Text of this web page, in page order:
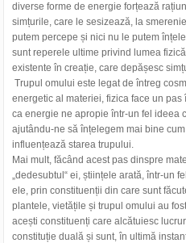
diverse forme de energie forțează
simțurile, care le sesizează, la
putem percepe și nici nu le putem
sunt reperele ultime privind lumea
existente în creație, care depășesc
Trupul omului este legat de întreg
energetic al materiei, fizica face un
ca energie ne apropie într-un fel ideea
ajutându-ne să înțelegem mai bine
influențează starea trupului.
Mai mult, făcând acest pas dinspre
„dedesubtul“ ei, științele arată, într-un
ele, prin constituenții din care sunt
plantele, vietățile și trupul omului au
acești constituenți care alcătuiesc
constituție duală și sunt, în ultimă